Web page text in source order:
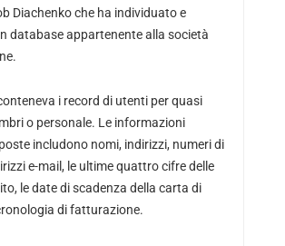
Diachenko che ha individuato e
database appartenente alla società
i record di utenti per quasi
o personale. Le informazioni
includono nomi, indirizzi, numeri di
e-mail, le ultime quattro cifre delle
le date di scadenza della carta di
di fatturazione.